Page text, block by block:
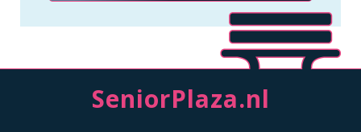
SeniorPlaza.nl